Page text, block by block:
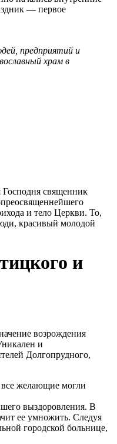
— первое
предприятий и
храм в
Господня священник
и тело Церкви. То,
красивый молодой
и
возрождения
и
Долгопрудного,
желающие могли
выздоровления. В
ее умножить. Следуя
городской больнице,